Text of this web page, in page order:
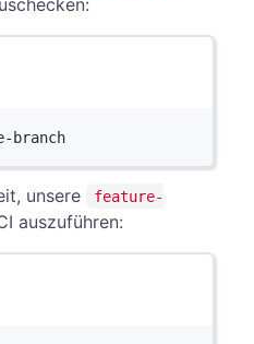
branch
unsere
feature-
auszuführen: